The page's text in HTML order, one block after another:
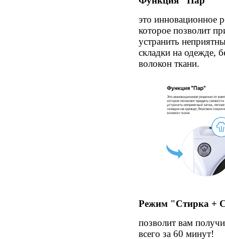
это инновационное
которое позволит
устранить
складки на одежде,
волокон ткани.
Режим "Стирка +
позволит вам
всего за 60 минут!